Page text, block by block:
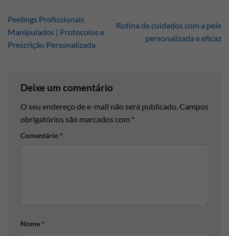
Peelings Profissionais
Manipulados | Protocolos e
Prescrição Personalizada
Rotina de cuidados com a pele
personalizada e eficaz
Deixe um comentário
O seu endereço de e-mail não será publicado.Campos
obrigatórios são marcados com *
Comentário *
Nome *